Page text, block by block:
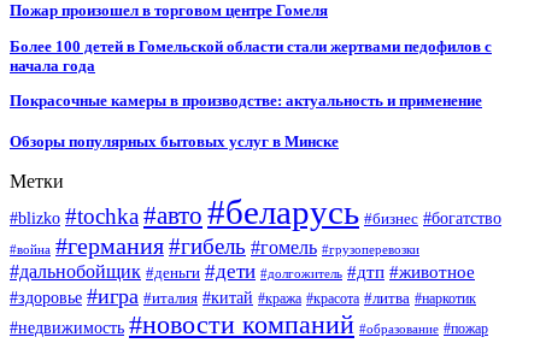
Пожар произошел в торговом центре Гомеля
Более 100 детей в Гомельской области стали жертвами педофилов с
начала года
Покрасочные камеры в производстве: актуальность и применение
Обзоры популярных бытовых услуг в Минске
Метки
#blizko #tochka#авто #беларусь #бизнес #богатство
#война #германия#гибель #гомель #грузоперевозки
#дальнобойщик #деньги #дети #долгожитель #дтп #животное
#здоровье #игра #италия #китай #кража #красота #литва #наркотик
#недвижимость #новости компаний #образование #пожар